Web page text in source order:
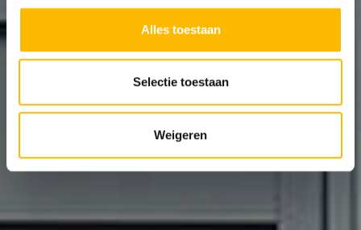
Alles toestaan
Selectie toestaan
Weigeren